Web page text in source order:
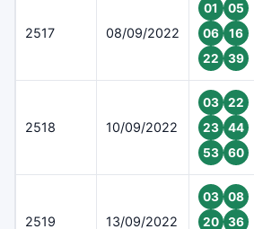
2517 08/09/2022
01
05
06
16
22
39
2518 10/09/2022
03
22
23
44
53
60
2519 13/09/2022
03
08
20
36